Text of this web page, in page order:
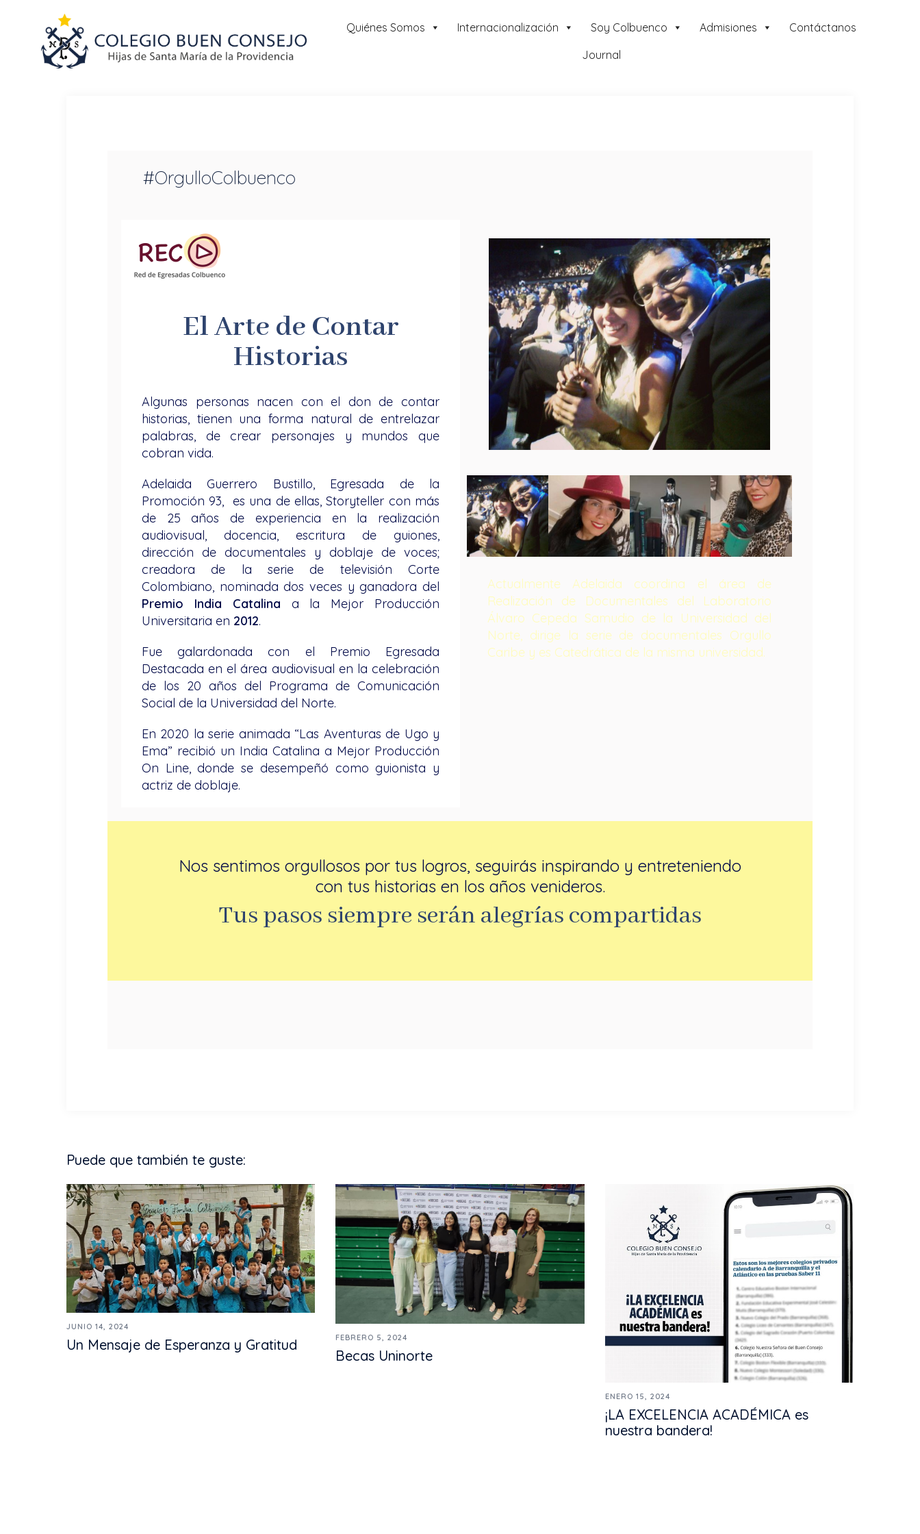
Quiénes Somos Internacionalización Soy Colbuenco Admisiones
Contáctanos
Journal
#OrgulloColbuenco
El Arte de Contar
Historias
Algunas personas nacen con el don de contar
historias, tienen una forma natural de entrelazar
palabras, de crear personajes y mundos que
cobran vida.
Adelaida Guerrero Bustillo, Egresada de la
Promoción 93, es una de ellas, Storyteller con más
de 25 años de experiencia en la realización
audiovisual, docencia, escritura de guiones,
dirección de documentales y doblaje de voces;
creadora de la serie de televisión Corte
Colombiano, nominada dos veces y ganadora del
Premio
India Catalina a la Mejor Producción
Universitaria en 2012.
Fue galardonada con el Premio Egresada
Destacada en el área audiovisual en la celebración
de los 20 años del Programa de Comunicación
Social de la Universidad del Norte.
En 2020 la serie animada “Las Aventuras de Ugo y
Ema” recibió un India Catalina a Mejor Producción
On Line, donde se desempeñó como guionista y
actriz de doblaje.
Actualmente Adelaida coordina el área de
Realización de Documentales del Laboratorio
Álvaro Cepeda Samudio de la Universidad del
Norte, dirige la serie de documentales Orgullo
Caribe y es Catedrática de la misma universidad.
Nos sentimos orgullosos por tus logros, seguirás inspirando y entreteniendo
con tus historias en los años venideros.
Tus pasos siempre serán alegrías compartidas
Puede que también te guste:
JUNIO 14, 2024
Un Mensaje de Esperanza y Gratitud FEBRERO 5, 2024
Becas Uninorte
ENERO 15, 2024
¡LA EXCELENCIA ACADÉMICA es
nuestra bandera!